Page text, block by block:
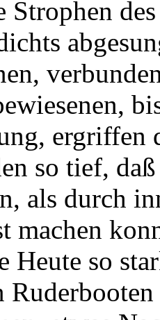
Strophen
ergriffen
so tief,
als durch
machen
Heute so